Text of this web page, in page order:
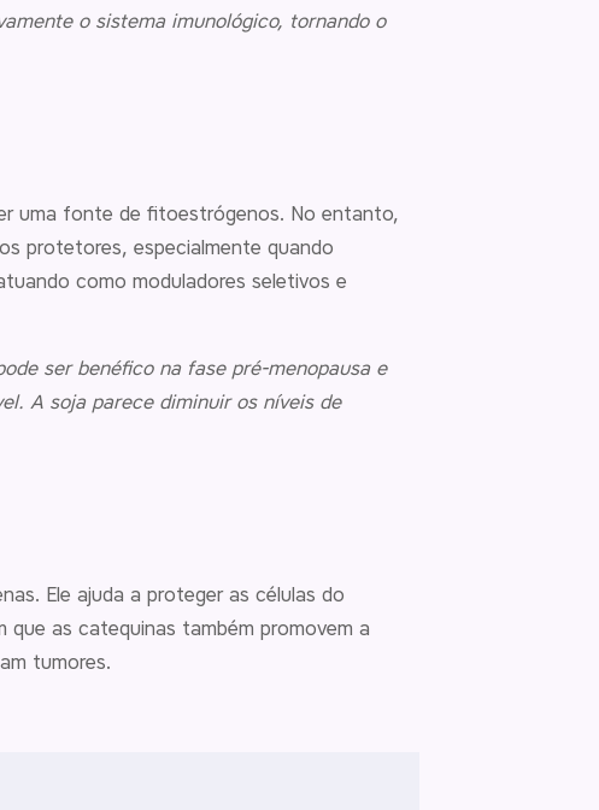
o sistema imunológico, tornando o
uma fonte de fitoestrógenos. No entanto,
protetores, especialmente quando
como moduladores seletivos e
ser benéfico na fase pré-menopausa e
A soja parece diminuir os níveis de
Ele ajuda a proteger as células do
as catequinas também promovem a
tumores.